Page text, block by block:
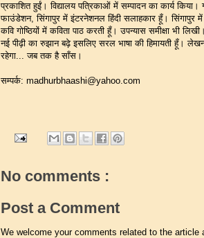
प्रकाशित हुईं। विद्यालय पत्रिकाओं में सम्पादन का कार्य किया।
फाउंडेशन, सिंगापुर में इंटरनेशनल हिंदी सलाहकार हूँ। सिंगापुर में
कवि गोष्ठियों में कविता पाठ करती हूँ। उपन्यास समीक्षा भी
नई पीढ़ी का रुझान बढ़े इसलिए सरल भाषा की हिमायती हूँ।
रहेगा... जब तक है साँस।
सम्पर्क: madhurbhaashi@yahoo.com
No comments :
Post a Comment
We welcome your comments related to the